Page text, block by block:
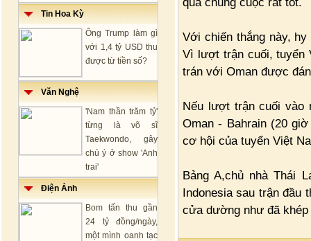
Tin Hoa Kỳ
Ông Trump làm gì
với 1,4 tỷ USD thu
được từ tiền số?
Văn Nghệ
'Nam thần trăm tỷ'
từng là võ sĩ
Taekwondo, gây
chú ý ở show 'Anh
trai'
Điện Ảnh
Bom tấn thu gần
24 tỷ đồng/ngày,
một mình oanh tạc
Với chiến thắng này,
Vì lượt trận cuối, tuyển
trán với Oman được
Nếu lượt trận cuối vào
Oman - Bahrain (20
cơ hội của tuyển Việt
Bảng A,chủ nhà Thái
Indonesia sau trận đầu
cửa dường như đã